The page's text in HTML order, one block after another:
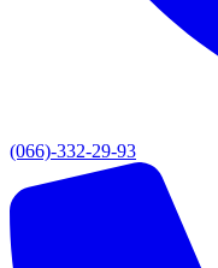
(066)-332-29-93